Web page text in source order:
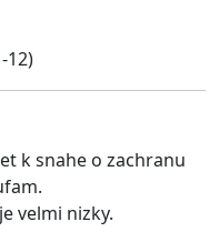
12)
k snahe o zachranu
velmi nizky.